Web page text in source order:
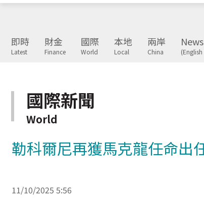
即時
Latest
財金
Finance
國際
World
本地
Local
兩岸
China
國際新聞
World
勒科爾尼再獲馬克龍任命出
11/10/2025 5:56